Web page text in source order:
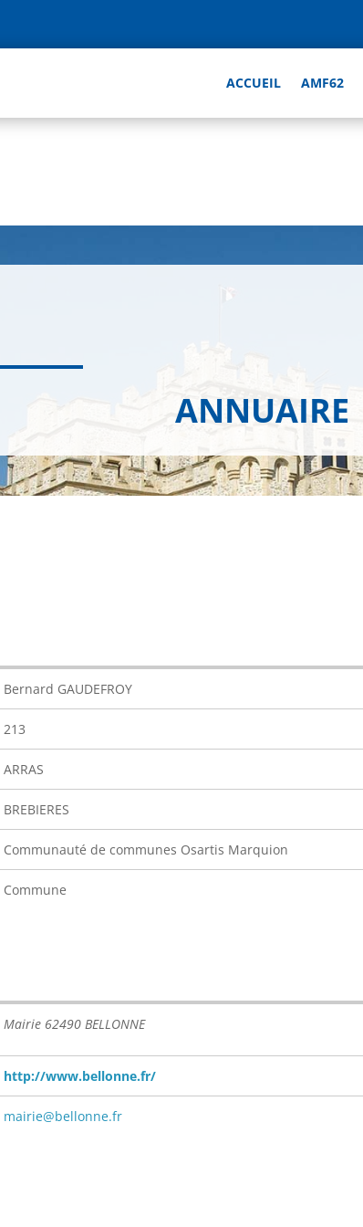
ACCUEIL AMF62
ANNUAIRE
Bernard GAUDEFROY
213
ARRAS
BREBIERES
Communauté de communes Osartis Marquion
Commune
Mairie 62490 BELLONNE
http://www.bellonne.fr/
mairie@bellonne.fr